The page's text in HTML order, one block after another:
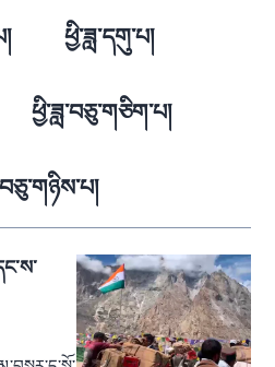
ཕྱི་ཟླ་དགུ་པ།
ཕྱི་ཟླ་བཅུ་གཅིག་པ།